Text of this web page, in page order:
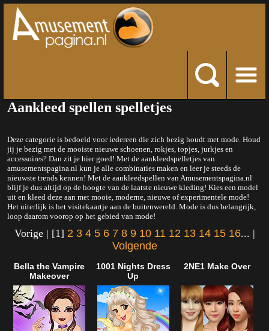
Aankleed spellen spelletjes
Deze categorie is bedoeld voor iedereen die zich bezig houdt met mode. Houd
jij je bezig met de mooiste nieuwe schoenen, rokjes, topjes, jurkjes en
accessoires? Dan zit je hier goed! Met de aankleedspelletjes van
amusementspagina.nl kun je alle combinaties maken en leer je steeds de
nieuwste trends kennen! Met de aankleedspellen van Amusementspagina.nl
blijf je dus altijd op de hoogte van de laatste nieuwe kleding! Kies een model
uit en kleed deze aan met mooie, moderne, nieuwe of experimentele mode!
Het uiterlijk is het visitekaartje aan de buitenwereld. Mode is dus belangrijk,
loop daarom voorop op het gebied van mode!
Vorige | [1] 2 3 4 5 6 7 8 9 10 11 12 13 14 15 16... |
Volgende
Bella the Vampire
Makeover
1001 Nights Dress
Up
2NE1 Make Over